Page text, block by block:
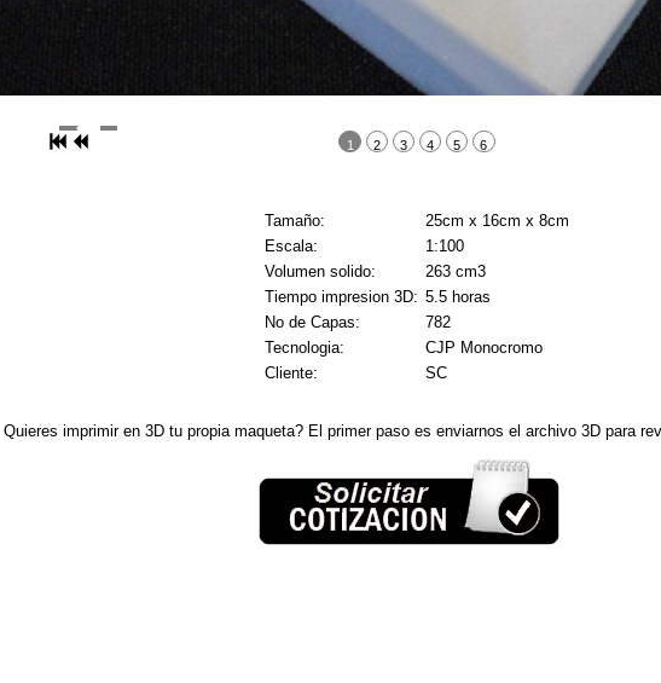
1 2 3 4 5 6
Tamaño:
25cm x 16cm x 8cm
Escala:
1:100
Volumen solido:
263 cm3
Tiempo impresion 3D: 5.5 horas
No de Capas:
782
Tecnologia:
CJP Monocromo
Cliente:
SC
Quieres imprimir en 3D tu propia maqueta? El primer paso es enviarnos el archivo 3D para